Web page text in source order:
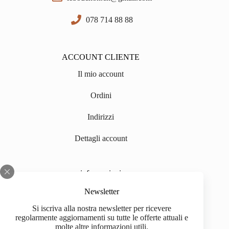
Newsletter
Si iscriva alla nostra newsletter per ricevere
regolarmente aggiornamenti su tutte le offerte attuali e
molte altre informazioni utili.
078 714 88 88
ACCOUNT CLIENTE
Il mio account
Ordini
Indirizzi
Dettagli account
informazioni
Chi siamo
Impressum